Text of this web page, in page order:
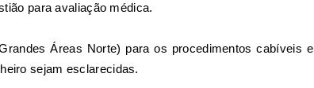
para avaliação médica.
Áreas Norte) para os procedimentos cabíveis e
sejam esclarecidas.